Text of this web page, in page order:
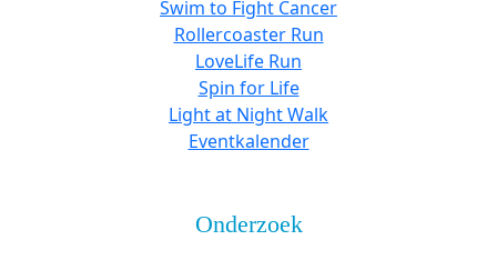
Swim to Fight Cancer
Rollercoaster Run
LoveLife Run
Spin for Life
Light at Night Walk
Eventkalender
Onderzoek